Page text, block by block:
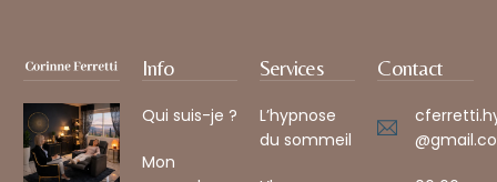
Info
Qui suis-je ?
Mon
Services
L’hypnose
du sommeil
Contact